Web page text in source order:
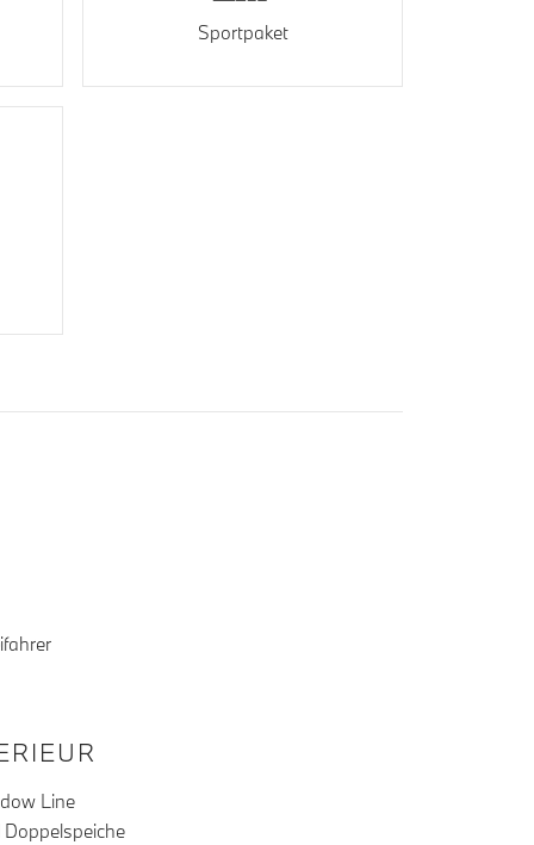
Sportpaket
Line